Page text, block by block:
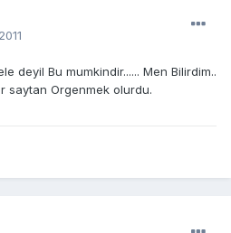
deyil Bu mumkindir...... Men Bilirdim..
saytan Orgenmek olurdu.